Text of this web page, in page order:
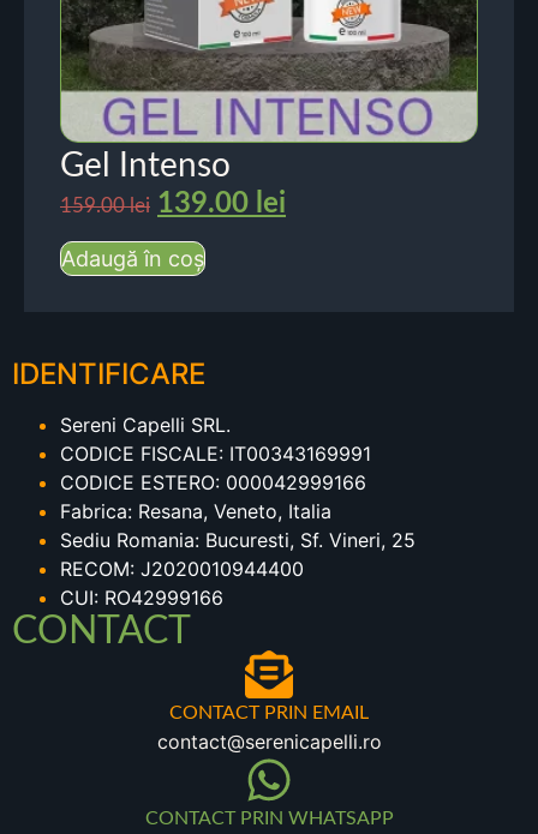
Gel Intenso
159.00lei 139.00 lei
Adaugă în coș
IDENTIFICARE
Sereni Capelli SRL.
CODICE FISCALE: IT00343169991
CODICE ESTERO: 000042999166
Fabrica: Resana, Veneto, Italia
Sediu Romania: Bucuresti, Sf. Vineri, 25
RECOM: J2020010944400
CUI: RO42999166
CONTACT
CONTACT PRIN EMAIL
contact@serenicapelli.ro
CONTACT PRIN WHATSAPP